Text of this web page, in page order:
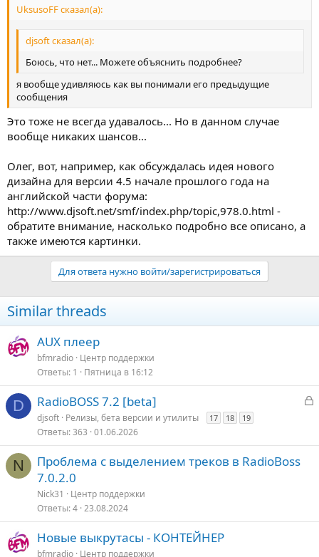
UksusoFF сказал(а):
djsoft сказал(а):
Боюсь, что нет... Можете объяснить подробнее?
я вообще удивляюсь как вы понимали его предыдущие
сообщения
Это тоже не всегда удавалось... Но в данном случае
вообще никаких шансов...
Олег, вот, например, как обсуждалась идея нового
дизайна для версии 4.5 начале прошлого года на
английской части форума:
http://www.djsoft.net/smf/index.php/topic,978.0.html -
обратите внимание, насколько подробно все описано, а
также имеются картинки.
Для ответа нужно войти/зарегистрироваться
Similar threads
AUX плеер
bfmradio Центр поддержки
Ответы 1 Пятница в 16:12
D
З
р
RadioBOSS 7.2 [beta]
djsoft Релизы, бета версии и утилиты 17 18 19
Ответы 363 01.06.2026
N
Проблема с выделением треков в RadioBoss
7.0.2.0
Nick31
Центр поддержки
Ответы 4 23.08.2024
Новые выкрутасы - КОНТЕЙНЕР
bfmradio Центр поддержки